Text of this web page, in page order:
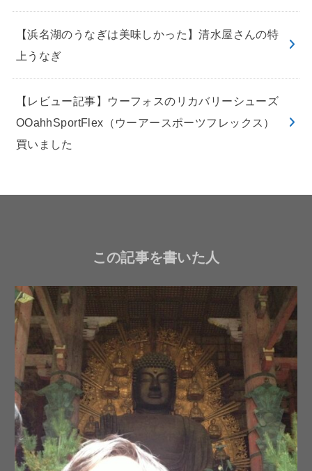
【浜名湖のうなぎは美味しかった】清水屋さんの特
上うなぎ
【レビュー記事】ウーフォスのリカバリーシューズ
OOahhSportFlex（ウーアースポーツフレックス）
買いました
この記事を書いた人